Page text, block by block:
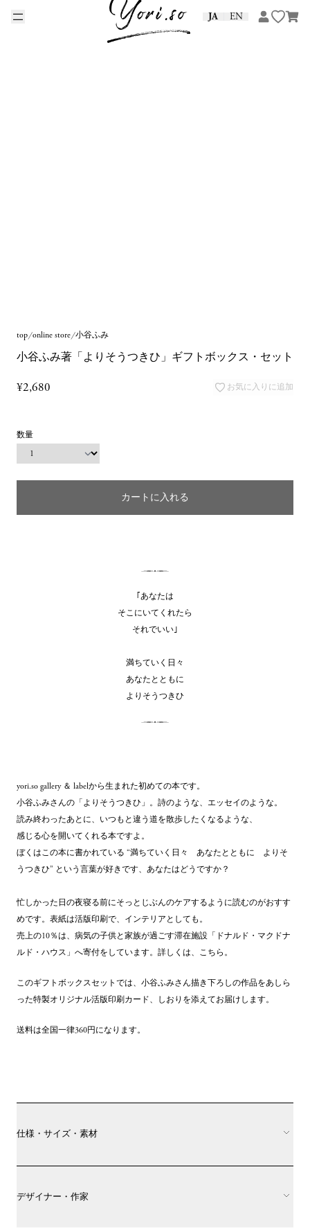
JA EN
top online store 小谷ふみ
小谷ふみ著「よりそうつきひ」ギフトボックス・セット
¥2,680 お気に入りに追加
数量
カートに入れる
｢あなたは
そこにいてくれたら
それでいい｣
満ちていく日々
あなたとともに
よりそうつきひ
yori.so gallery ＆ labelから生まれた初めての本です。
小谷ふみさんの「よりそうつきひ」。詩のような、エッセイのような。
読み終わったあとに、いつもと違う道を散歩したくなるような、
感じる心を開いてくれる本ですよ。
ぼくはこの本に書かれている “満ちていく日々　あなたとともに　よりそ
うつきひ” という言葉が好きです、あなたはどうですか？
忙しかった日の夜寝る前にそっとじぶんのケアするように読むのがおすす
めです。表紙は活版印刷で、インテリアとしても。
売上の10％は、病気の子供と家族が過ごす滞在施設「ドナルド・マクドナ
ルド・ハウス」へ寄付をしています。詳しくは、 こちら 。
このギフトボックスセットでは、小谷ふみさん描き下ろしの作品をあしら
った特製オリジナル活版印刷カード、しおりを添えてお届けします。
送料は全国一律360円になります。
仕様・サイズ・素材
デザイナー・作家